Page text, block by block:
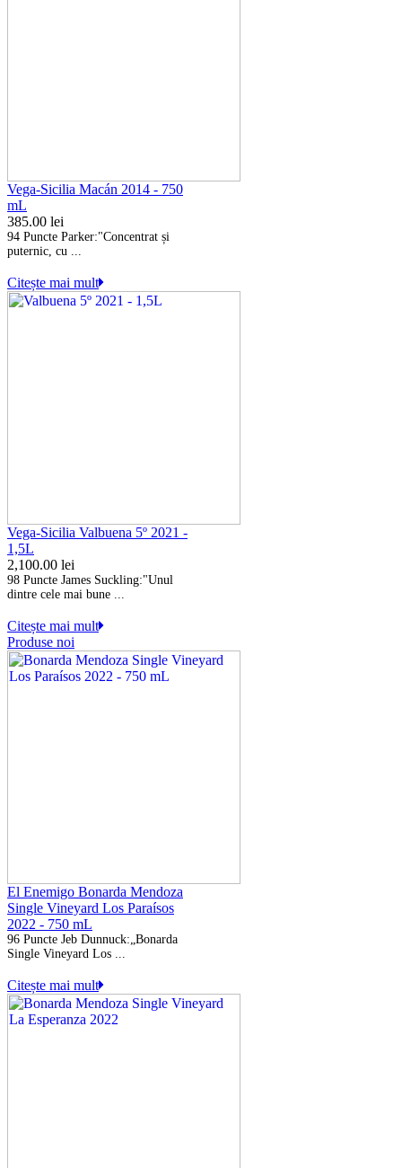
Vega-Sicilia Macán 2014 - 750
mL
385.00 lei
94 Puncte Parker:"Concentrat și
puternic, cu ...
Citește mai mult
Vega-Sicilia Valbuena 5º 2021 -
1,5L
2,100.00 lei
98 Puncte James Suckling:"Unul
dintre cele mai bune ...
Citește mai mult
Produse noi
El Enemigo Bonarda Mendoza
Single Vineyard Los Paraísos
2022 - 750 mL
96 Puncte Jeb Dunnuck:„Bonarda
Single Vineyard Los ...
Citește mai mult